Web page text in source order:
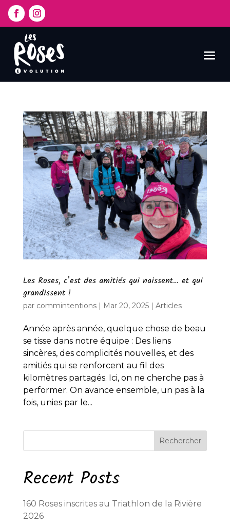
Les Roses, c’est des amitiés qui naissent… et qui
grandissent !
par commintentions| Mar 20, 2025| Articles
Année après année, quelque chose de beau
se tisse dans notre équipe : Des liens
sincères, des complicités nouvelles, et des
amitiés qui se renforcent au fil des
kilomètres partagés. Ici, on ne cherche pas à
performer. On avance ensemble, un pas à la
fois, unies par le...
Rechercher
Recent Posts
160 Roses inscrites au Triathlon de la Rivière
2026